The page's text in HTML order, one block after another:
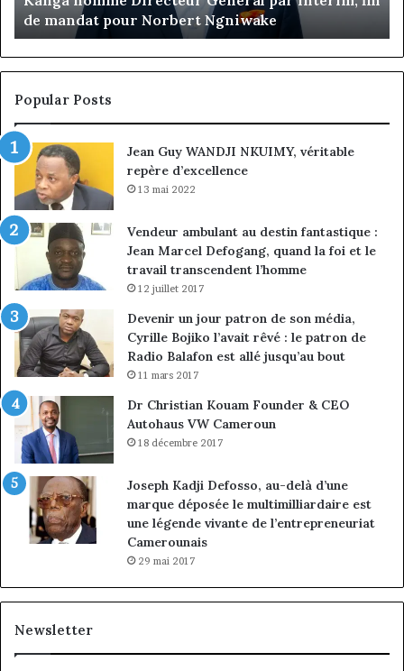
de Jumia Maroc
Popular Posts
Jean Guy WANDJI NKUIMY, véritable
repère d’excellence
13 mai 2022
Vendeur ambulant au destin fantastique :
Jean Marcel Defogang, quand la foi et le
travail transcendent l’homme
12 juillet 2017
Devenir un jour patron de son média,
Cyrille Bojiko l’avait rêvé : le patron de
Radio Balafon est allé jusqu’au bout
11 mars 2017
Dr Christian Kouam Founder & CEO
Autohaus VW Cameroun
18 décembre 2017
Joseph Kadji Defosso, au-delà d’une
marque déposée le multimilliardaire est
une légende vivante de l’entrepreneuriat
Camerounais
29 mai 2017
Newsletter